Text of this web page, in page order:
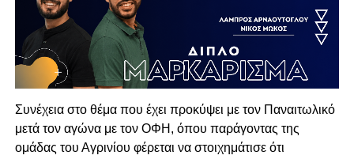
Συνέχεια στο θέμα που έχει προκύψει με τον Παναιτωλικό
μετά τον αγώνα με τον ΟΦΗ, όπου παράγοντας της
ομάδας του Αγρινίου φέρεται να στοιχημάτισε ότι